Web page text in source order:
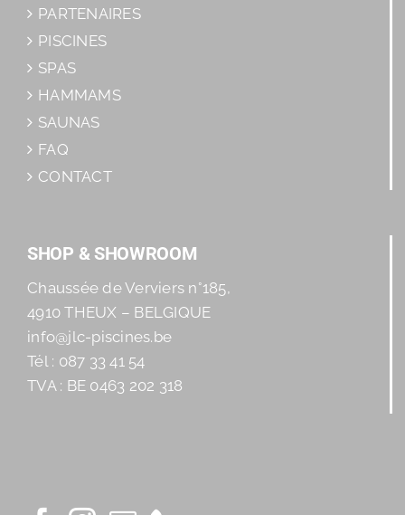
PARTENAIRES
PISCINES
SPAS
HAMMAMS
SAUNAS
FAQ
CONTACT
SHOP & SHOWROOM
Chaussée de Verviers n°185,
4910 THEUX – BELGIQUE
info@jlc-piscines.be
Tél : 087 33 41 54
TVA : BE 0463 202 318